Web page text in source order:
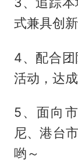
式兼具创
4、配合
活动，达
5、面向
尼、港台
哟～